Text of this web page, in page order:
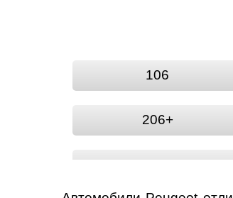
106
206+
306